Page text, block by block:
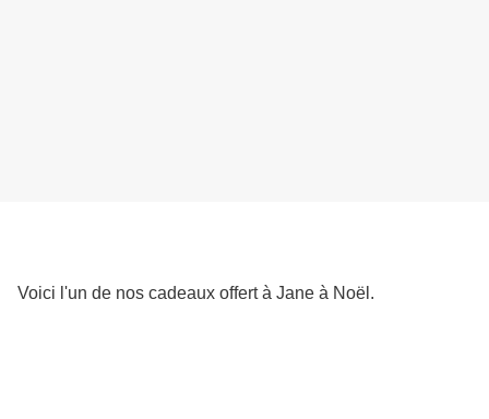
Voici l'un de nos cadeaux offert à Jane à Noël.